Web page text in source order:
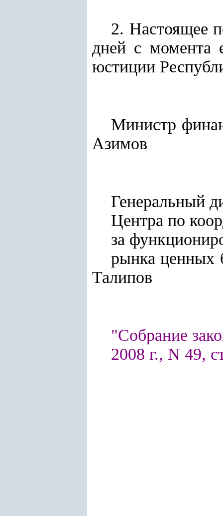
2. Настоящее
дней с момента
юстиции
Азимов
Генеральный
Центра по
за
Талипов
"Собрание
2008 г., N 49,